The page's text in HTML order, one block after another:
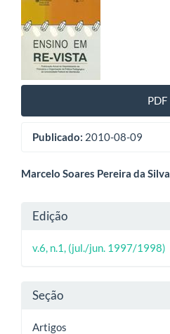
lateral
de
artigos
PDF
Publicado: 2010-08-09
Conteúdo
artigo
principal
Marcelo Soares Pereira da Silva
Detalhes
do
artigo
Edição
v.6, n.1, (jul./jun. 1997/1998)
Seção
Artigos